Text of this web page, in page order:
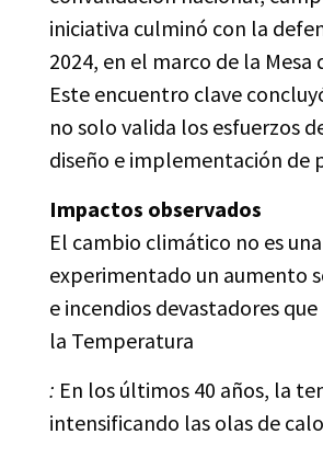
iniciativa culminó con la
2024, en el marco de la
Este encuentro clave
no solo valida los esfuerzos
diseño e implementación de
Impactos observados
El cambio climático no es
experimentado un aumento
e incendios devastadores
la Temperatura
: En los últimos 40 años, la
intensificando las olas de